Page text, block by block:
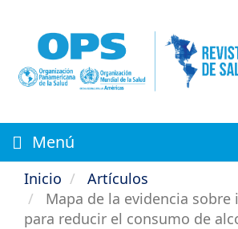
contenido
principal
Menú
Inicio
Artículos
Mapa de la evidencia sobre
para reducir el consumo de